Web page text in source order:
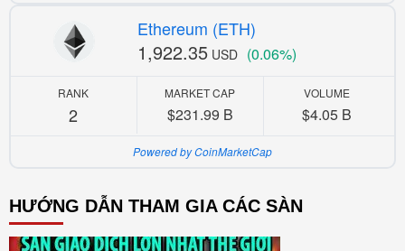
Ethereum (ETH)
1,922.35 USD (0.06%)
RANK
2
MARKET CAP
$231.99 B
VOLUME
$4.05 B
Powered by CoinMarketCap
HƯỚNG DẪN THAM GIA CÁC SÀN